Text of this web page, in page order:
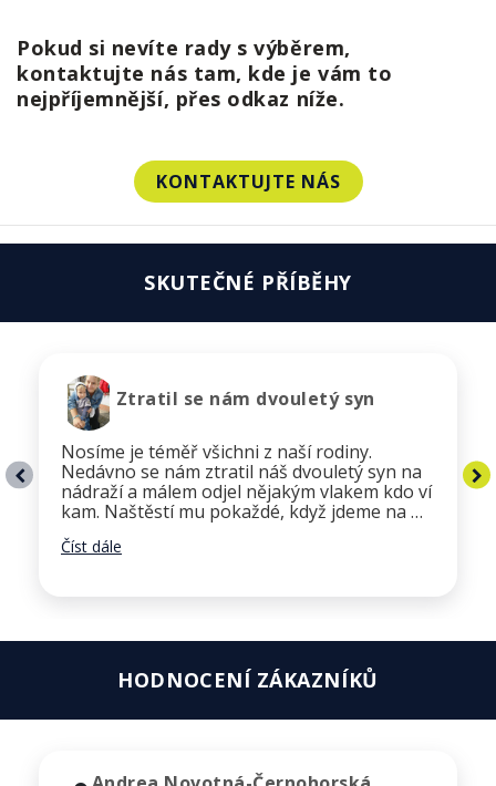
Pokud si nevíte rady s výběrem,
kontaktujte nás tam, kde je vám to
nejpříjemnější, přes odkaz níže.
KONTAKTUJTE NÁS
SKUTEČNÉ PŘÍBĚHY
Ztratil se nám dvouletý syn
Nosíme je téměř všichni z naší rodiny.
Nedávno se nám ztratil náš dvouletý syn na
nádraží a málem odjel nějakým vlakem kdo ví
kam. Naštěstí mu pokaždé, když jdeme na …
Číst dále
HODNOCENÍ ZÁKAZNÍKŮ